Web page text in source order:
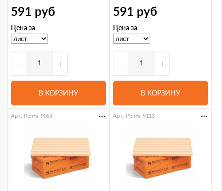
591 руб
Цена за
- +
В КОРЗИНУ
591 руб
Цена за
- +
В КОРЗИНУ
Арт. PenFa-9053 Арт. PenFa-9113